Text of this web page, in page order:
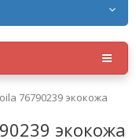
76790239 экокожа
экокожа